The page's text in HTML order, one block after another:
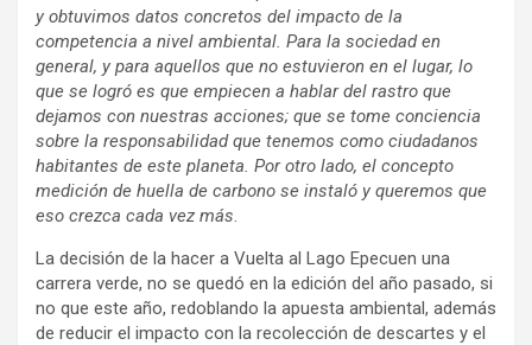
y obtuvimos datos concretos del impacto de la
competencia a nivel ambiental. Para la sociedad en
general, y para aquellos que no estuvieron en el lugar, lo
que se logró es que empiecen a hablar del rastro que
dejamos con nuestras acciones; que se tome conciencia
sobre la responsabilidad que tenemos como ciudadanos
habitantes de este planeta. Por otro lado, el concepto
medición de huella de carbono se instaló y queremos que
eso crezca cada vez más.
La decisión de la hacer a Vuelta al Lago Epecuen una
carrera verde, no se quedó en la edición del año pasado, si
no que este año, redoblando la apuesta ambiental, además
de reducir el impacto con la recolección de descartes y el